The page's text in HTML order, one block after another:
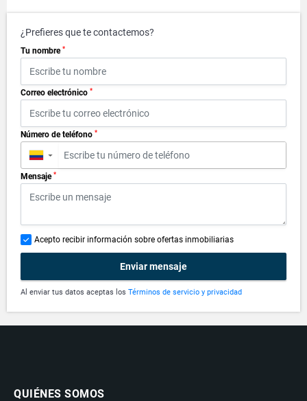
¿Prefieres que te contactemos?
Tu nombre *
Correo electrónico *
Número de teléfono *
▼
Mensaje *
Acepto recibir información sobre ofertas inmobiliarias
Enviar mensaje
Al enviar tus datos aceptas los Términos de servicio y privacidad
QUIÉNES SOMOS